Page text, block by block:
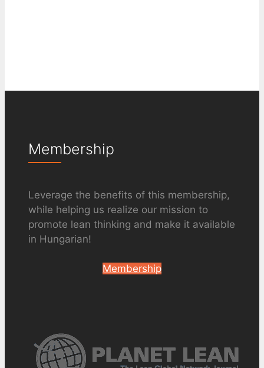
Membership
Leverage the benefits of this membership,
while helping us realize our mission to
promote lean thinking and make it available
in Hungarian!
Membership